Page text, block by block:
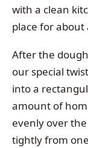
with a clean
place for about
After the
our special
into a
amount of
evenly over
tightly from